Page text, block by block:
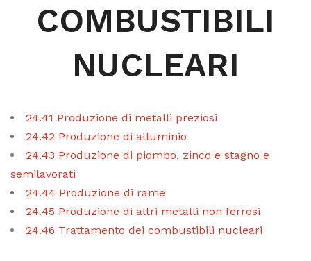
COMBUSTIBILI
NUCLEARI
24.41 Produzione di metalli preziosi
24.42 Produzione di alluminio
24.43 Produzione di piombo, zinco e stagno e
semilavorati
24.44 Produzione di rame
24.45 Produzione di altri metalli non ferrosi
24.46 Trattamento dei combustibili nucleari